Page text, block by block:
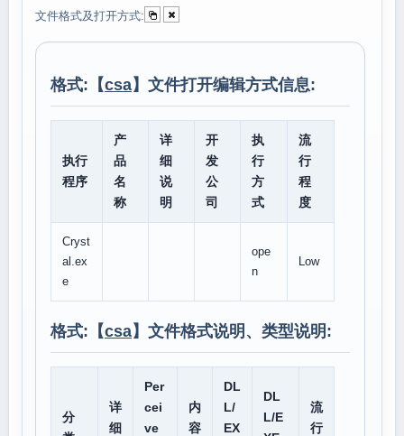
文件格式及打开方式:
格式:【csa】文件打开编辑方式信息:
执行
程序
产
品
名
称
详
细
说
明
开
发
公
司
执
行
方
式
流
行
程
度
Cryst
al.ex
e
ope
n
Low
格式:【csa】文件格式说明、类型说明:
分
详
细
Per
cei
ve
内
容
DL
L/
EX
DL
L/E
流
行